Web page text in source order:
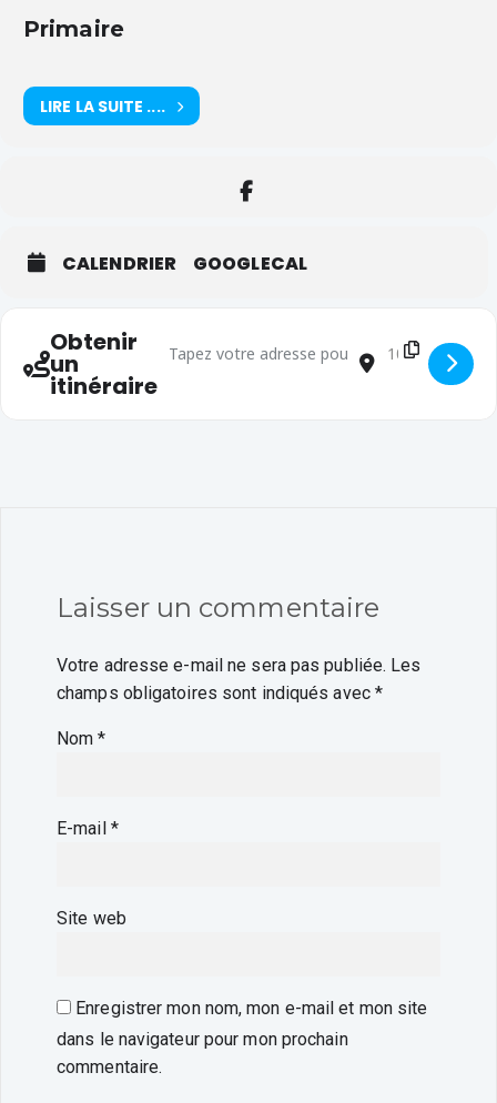
Primaire
LIRE LA SUITE ....
CALENDRIER GOOGLECAL
Obtenir
un
itinéraire
Adresse - Fin des cours École [cMPf0n8mU]
Adresse de
Laisser un commentaire
Votre adresse e-mail ne sera pas publiée. Les
champs obligatoires sont indiqués avec *
Nom*
E-mail *
Site web
Enregistrer mon nom, mon e-mail et mon site
dans le navigateur pour mon prochain
commentaire.